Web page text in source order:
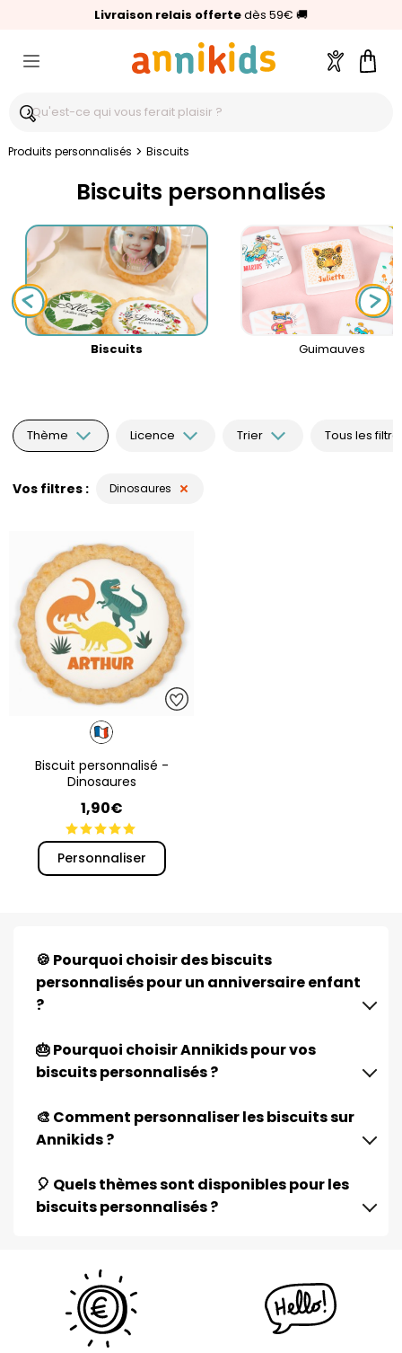
Livraison relais offertedès 59€ 🚚
🥇Palmarès Capital 2025 :Annikids N°1
⭐⭐⭐⭐⭐4,6/5(24 000 avis clients)
Compte
Produits personnalisés > Biscuits
Biscuits personnalisés
Biscuits Guimauves
Thème Licence Trier Tous les
Vos filtres Dinosaures
Biscuit personnalisé -
Dinosaures
1,90€
Personnaliser
🍪 Pourquoi choisir des biscuits
personnalisés pour un anniversaire enfant
?
🎂 Pourquoi choisir Annikids pour vos
biscuits personnalisés ?
🎨 Comment personnaliser les biscuits sur
Annikids ?
🎈 Quels thèmes sont disponibles pour les
biscuits personnalisés ?